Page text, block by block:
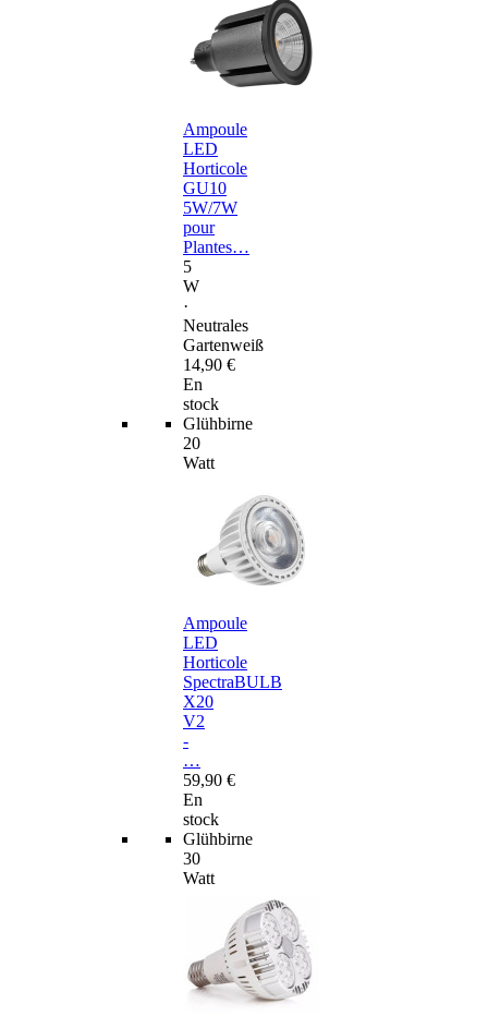
Ampoule
LED
Horticole
GU10
5W/7W
pour
Plantes…
5
W
·
Neutrales
Gartenweiß
14,90 €
En
stock
Glühbirne
20
Watt
Ampoule
LED
Horticole
SpectraBULB
X20
V2
-
…
59,90 €
En
stock
Glühbirne
30
Watt